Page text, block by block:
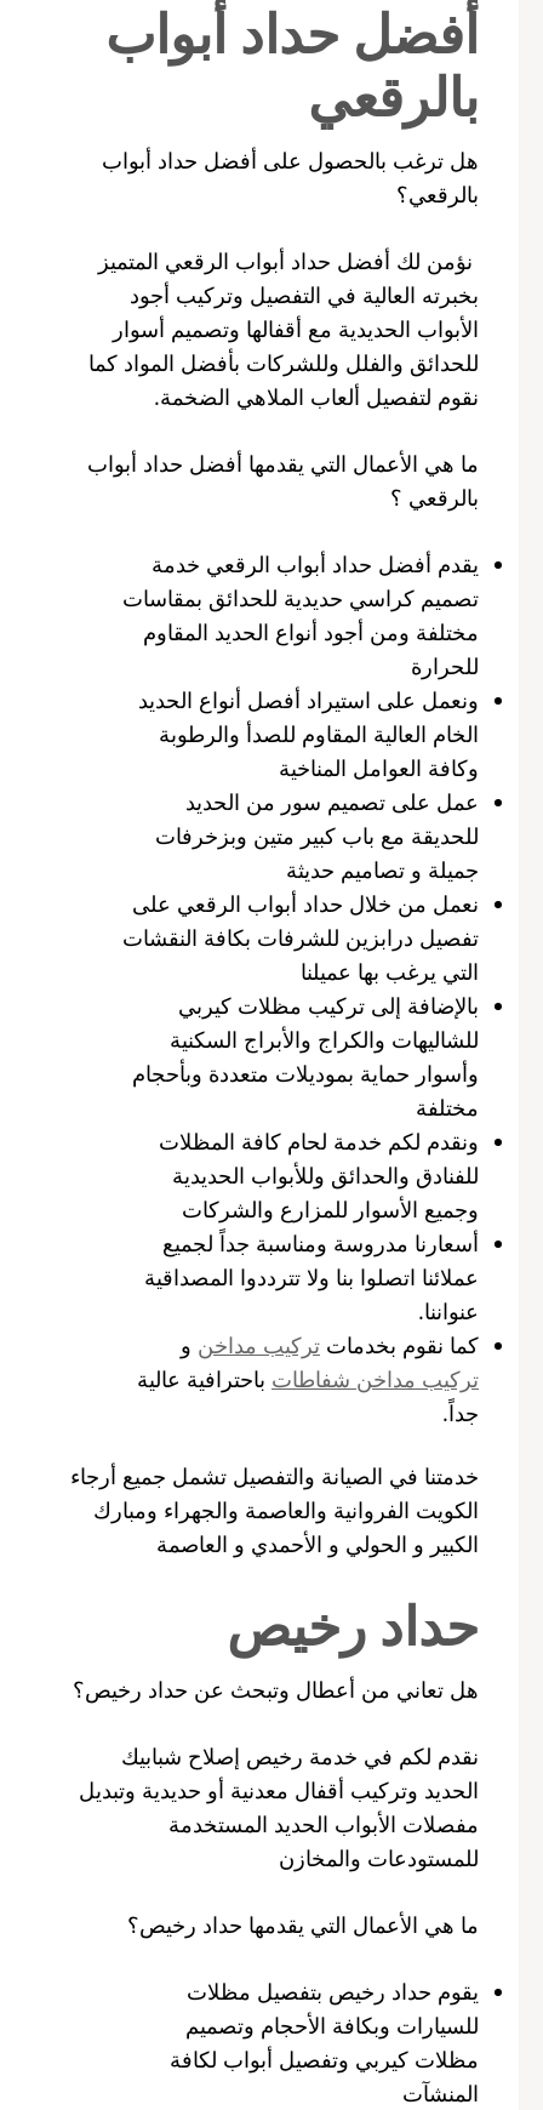
أفضل حداد أبواب
بالرقعي
هل ترغب بالحصول على أفضل حداد أبواب
بالرقعي؟
نؤمن لك أفضل حداد أبواب الرقعي المتميز
بخبرته العالية في التفصيل وتركيب أجود
الأبواب الحديدية مع أقفالها وتصميم أسوار
للحدائق والفلل وللشركات بأفضل المواد كما
نقوم لتفصيل ألعاب الملاهي الضخمة.
ما هي الأعمال التي يقدمها أفضل حداد أبواب
بالرقعي ؟
يقدم أفضل حداد أبواب الرقعي خدمة
تصميم كراسي حديدية للحدائق بمقاسات
مختلفة ومن أجود أنواع الحديد المقاوم
للحرارة
ونعمل على استيراد أفصل أنواع الحديد
الخام العالية المقاوم للصدأ والرطوبة
وكافة العوامل المناخية
عمل على تصميم سور من الحديد
للحديقة مع باب كبير متين وبزخرفات
جميلة و تصاميم حديثة
نعمل من خلال حداد أبواب الرقعي على
تفصيل درابزين للشرفات بكافة النقشات
التي يرغب بها عميلنا
بالإضافة إلى تركيب مظلات كيربي
للشاليهات والكراج والأبراج السكنية
وأسوار حماية بموديلات متعددة وبأحجام
مختلفة
ونقدم لكم خدمة لحام كافة المظلات
للفنادق والحدائق وللأبواب الحديدية
وجميع الأسوار للمزارع والشركات
أسعارنا مدروسة ومناسبة جداً لجميع
عملائنا اتصلوا بنا ولا تترددوا المصداقية
عنواننا.
كما نقوم بخدمات تركيب مداخن و
تركيب مداخن شفاطات باحترافية عالية
جداً.
خدمتنا في الصيانة والتفصيل تشمل جميع أرجاء
الكويت الفروانية والعاصمة والجهراء ومبارك
الكبير و الحولي و الأحمدي و العاصمة
حداد رخيص
هل تعاني من أعطال وتبحث عن حداد رخيص؟
نقدم لكم في خدمة رخيص إصلاح شبابيك
الحديد وتركيب أقفال معدنية أو حديدية وتبديل
مفصلات الأبواب الحديد المستخدمة
للمستودعات والمخازن
ما هي الأعمال التي يقدمها حداد رخيص؟
يقوم حداد رخيص بتفصيل مظلات
للسيارات وبكافة الأحجام وتصميم
مظلات كيربي وتفصيل أبواب لكافة
المنشآت